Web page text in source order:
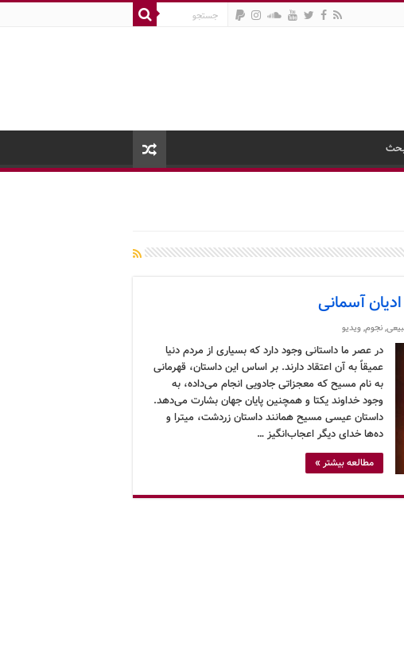
آسمانی
,نجوم,ویدیو
در عصر ما داستانی وجود دارد که بسیاری از مردم دنیا
عمیقاً به آن اعتقاد دارند. بر اساس این داستان، قهرمانی
به نام مسیح که معجزاتی جادویی انجام می‌داده، به
وجود خداوند یکتا و همچنین پایان جهان بشارت می‌دهد.
داستان عیسی مسیح همانند داستان زردشت، میترا و
ده‌ها خدای دیگر اعجاب‌انگیز …
مطالعه بیشتر »